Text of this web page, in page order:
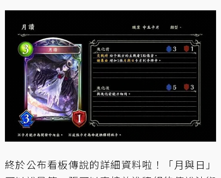
終於公布看板傳說的詳細資料啦！「月與日」